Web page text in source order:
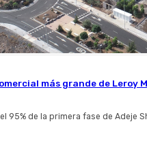
más grande de Leroy
95% de la primera fase de Adeje